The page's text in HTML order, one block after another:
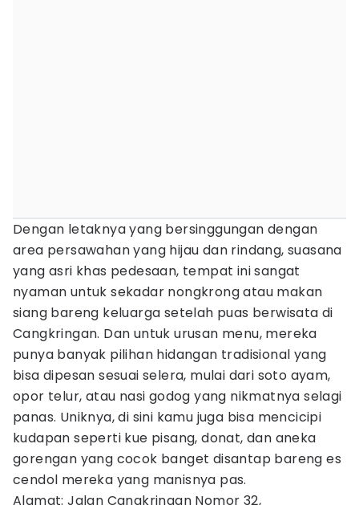
Dengan letaknya yang bersinggungan dengan
area persawahan yang hijau dan rindang, suasana
yang asri khas pedesaan, tempat ini sangat
nyaman untuk sekadar nongkrong atau makan
siang bareng keluarga setelah puas berwisata di
Cangkringan. Dan untuk urusan menu, mereka
punya banyak pilihan hidangan tradisional yang
bisa dipesan sesuai selera, mulai dari soto ayam,
opor telur, atau nasi godog yang nikmatnya selagi
panas. Uniknya, di sini kamu juga bisa mencicipi
kudapan seperti kue pisang, donat, dan aneka
gorengan yang cocok banget disantap bareng es
cendol mereka yang manisnya pas.
Alamat: Jalan Cangkringan Nomor 32,